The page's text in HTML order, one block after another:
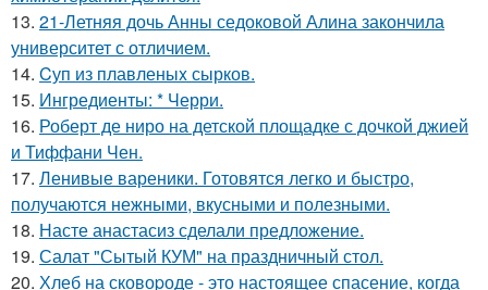
13. 21-Летняя дочь Анны седоковой Алина закончила
университет с отличием.
14. Cуп из плавленыx сырков.
15. Ингредиенты: * Черри.
16. Роберт де ниро на детской площадке с дочкой джией
и Тиффани Чен.
17. Ленивые вареники. Готовятся легко и быстро,
получаются нежными, вкусными и полезными.
18. Насте анастасиз сделали предложение.
19. Салат "Сытый КУМ" на праздничный стол.
20. Хлеб на сковоpоде - это настоящее спасение, когда